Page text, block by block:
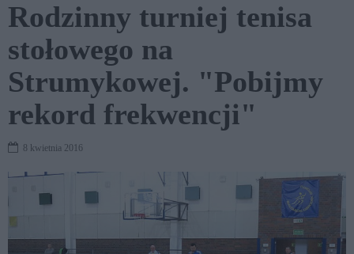
Rodzinny turniej tenisa
stołowego na
Strumykowej. "Pobijmy
rekord frekwencji"
8 kwietnia 2016